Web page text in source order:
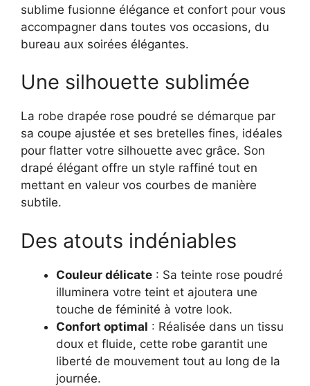
sublime fusionne élégance et confort pour vous
accompagner dans toutes vos occasions, du
bureau aux soirées élégantes.
Une silhouette sublimée
La robe drapée rose poudré se démarque par
sa coupe ajustée et ses bretelles fines, idéales
pour flatter votre silhouette avec grâce. Son
drapé élégant offre un style raffiné tout en
mettant en valeur vos courbes de manière
subtile.
Des atouts indéniables
Couleur délicate : Sa teinte rose poudré
illuminera votre teint et ajoutera une
touche de féminité à votre look.
Confort optimal : Réalisée dans un tissu
doux et fluide, cette robe garantit une
liberté de mouvement tout au long de la
journée.